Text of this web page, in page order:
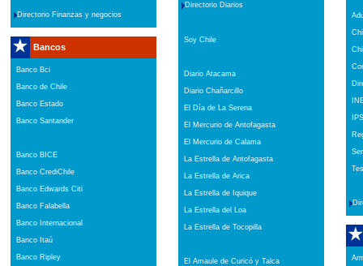
Directorio Finanzas y negocios
Bancos
Banco Bci
Banco de Chile
Banco Estado
Banco Santander
Banco BICE
Banco CrediChile
Banco Edwards Citi
Banco Falabella
Banco Internacional
Banco Itaú
Banco Ripley
Directorio Diarios
Soy Chile
Diario Atacama
Diario Chañarcillo
El Día de La Serena
El Mercurio de Antofagasta
El Mercurio de Calama
La Estrella de Antofagasta
La Estrella de Arica
La Estrella de Iquique
La Estrella del Loa
La Estrella de Tocopilla
El Amaule de Curicó y Talca